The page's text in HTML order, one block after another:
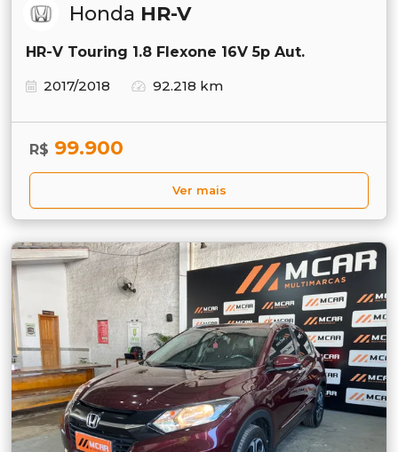
Honda HR-V
HR-V Touring 1.8 Flexone 16V 5p Aut.
2017/2018
92.218 km
R$ 99.900
Ver mais